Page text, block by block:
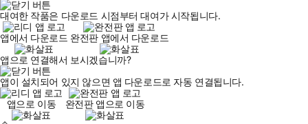
대여한 작품은 다운로드 시점부터 대여가 시작됩니다.
앱에서 다운로드 완전판 앱에서 다운로드
앱으로 연결해서 보시겠습니까?
앱이 설치되어 있지 않으면 앱 다운로드로 자동 연결됩니다.
앱으로 이동
완전판 앱으로 이동